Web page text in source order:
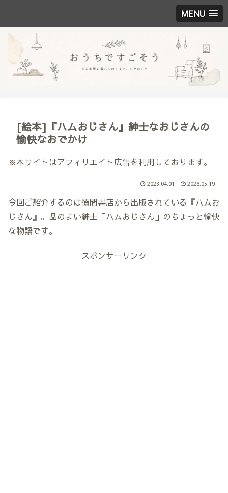
MENU
[絵本]『ハムおじさん』紳士なおじさんの
愉快なおでかけ
※本サイトはアフィリエイト広告を利用しております。
2023.04.01 2026.05.19
今回ご紹介するのは徳間書店から出版されている『ハムお
じさん』。品のよい紳士「ハムおじさん」のちょっと愉快
な物語です。
スポンサーリンク